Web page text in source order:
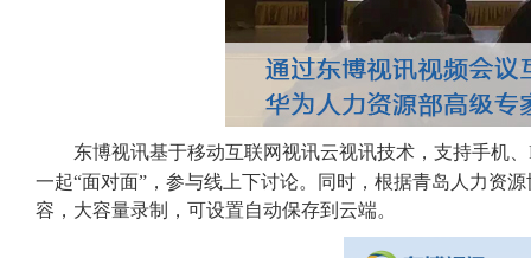
东博视讯基于移动互联网视讯云视讯技术，支持手机、
一起“面对面”，参与线上下讨论。同时，根据青岛人力资
容，大容量录制，可设置自动保存到云端。